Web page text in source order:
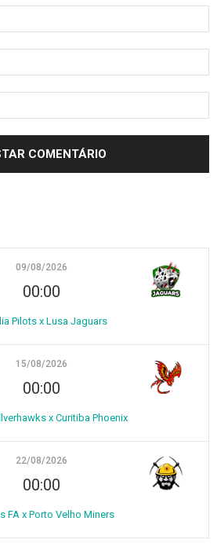
09/08/2026
00:00
Pilots x Lusa Jaguars
15/08/2026
00:00
x Curitiba Phoenix
22/08/2026
00:00
FA x Porto Velho Miners